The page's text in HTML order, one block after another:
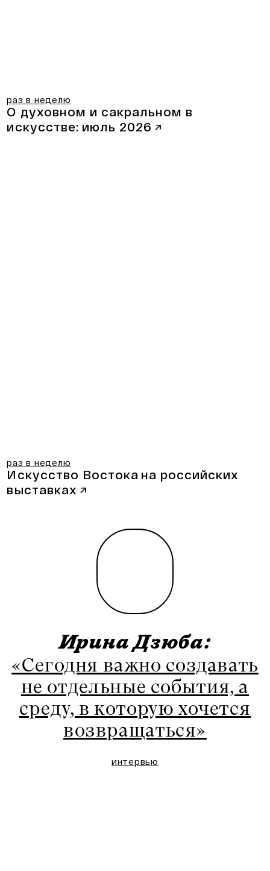
раз в неделю
О духовном и сакральном в
искусстве: июль 2026 ↗
раз в неделю
Искусство Востока на российских
выставках ↗
интервью
Ирина Дзюба:
«Сегодня важно создавать
не отдельные события, а
среду, в которую хочется
возвращаться»